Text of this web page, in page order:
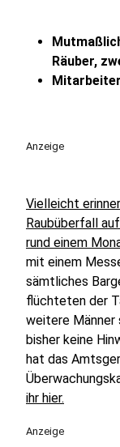
Räuber,
Anzeige
Vielleicht
Raubüberfall
rund einem
mit einem
sämtliches
flüchteten der
weitere Männer
bisher keine
hat das
ihr hier.
Anzeige